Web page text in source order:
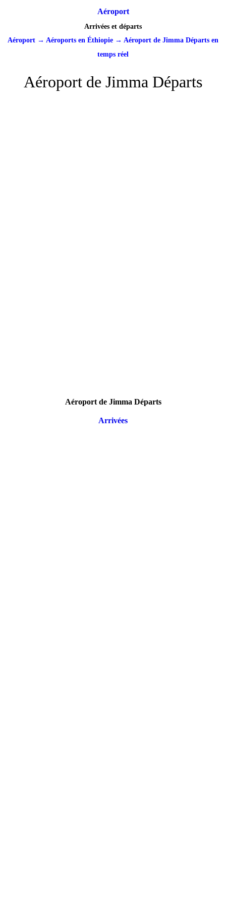
Aéroport
Arrivées et départs
Aéroport → Aéroports en Éthiopie → Aéroport de Jimma Départs en
temps réel
Aéroport de Jimma Départs
Aéroport de Jimma Départs
Arrivées